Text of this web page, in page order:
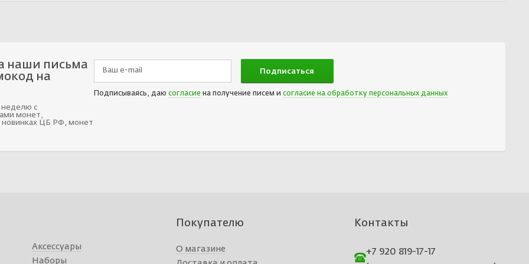
наши письма
на
неделю с
монет,
ЦБ РФ, монет
Подписываясь, даю согласие на получение писем и согласие на обработку персональных данных
Аксессуары
Наборы
Покупателю
О магазине
Контакты
+7 920 819-17-17